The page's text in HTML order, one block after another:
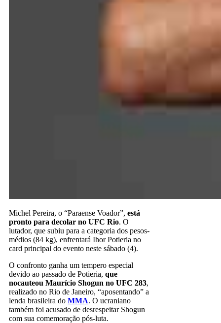
Michel Pereira, o “Paraense Voador”, está
pronto para decolar no UFC Rio. O
lutador, que subiu para a categoria dos pesos-
médios (84 kg), enfrentará Ihor Potieria no
card principal do evento neste sábado (4).
O confronto ganha um tempero especial
devido ao passado de Potieria, que
nocauteou Maurício Shogun no UFC 283,
realizado no Rio de Janeiro, “aposentando” a
lenda brasileira do MMA. O ucraniano
também foi acusado de desrespeitar Shogun
com sua comemoração pós-luta.